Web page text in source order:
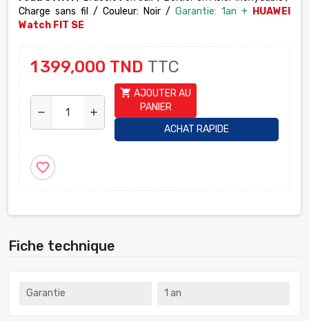
Charge sans fil / Couleur: Noir / Garantie: 1an + HUAWEI
Watch FIT SE
1 399,000 TND TTC
remove add
shopping_cart AJOUTER AU
PANIER
ACHAT RAPIDE
favorite_border
Fiche technique
Garantie 1 an